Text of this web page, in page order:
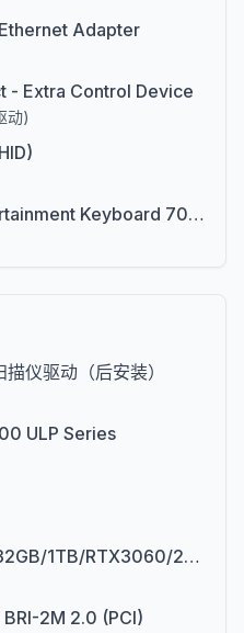
Adapter
- Extra Control Device
动)
7000 (106/109) (IntelliType Pro)
仪驱动（后安装）
ULP Series
240Hz)第十代英特尔酷睿i7
2M 2.0 (PCI)